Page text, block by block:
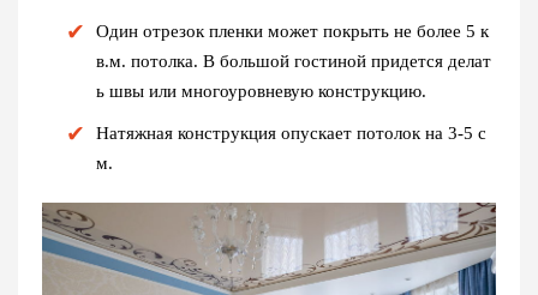
Один отрезок пленки может покрыть не более 5 к
в.м. потолка. В большой гостиной придется делат
ь швы или многоуровневую конструкцию.
Натяжная конструкция опускает потолок на 3-5 с
м.